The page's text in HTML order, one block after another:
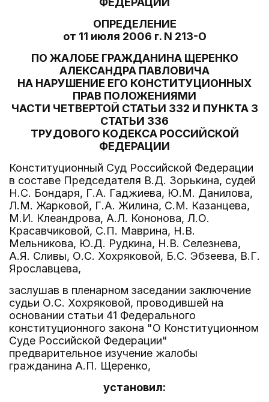
ОПРЕДЕЛЕНИЕ
от 11 июля 2006 г. N 213-О
ПО ЖАЛОБЕ ГРАЖДАНИНА ЩЕРЕНКО
АЛЕКСАНДРА ПАВЛОВИЧА
НА НАРУШЕНИЕ ЕГО КОНСТИТУЦИОННЫХ
ПРАВ ПОЛОЖЕНИЯМИ
ЧАСТИ ЧЕТВЕРТОЙ СТАТЬИ 332 И ПУНКТА 3
СТАТЬИ 336
ТРУДОВОГО КОДЕКСА РОССИЙСКОЙ
ФЕДЕРАЦИИ
Конституционный Суд Российской Федерации
в составе Председателя В.Д. Зорькина, судей
Н.С. Бондаря, Г.А. Гаджиева, Ю.М. Данилова,
Л.М. Жарковой, Г.А. Жилина, С.М. Казанцева,
М.И. Клеандрова, А.Л. Кононова, Л.О.
Красавчиковой, С.П. Маврина, Н.В.
Мельникова, Ю.Д. Рудкина, Н.В. Селезнева,
А.Я. Сливы, О.С. Хохряковой, Б.С. Эбзеева, В.Г.
Ярославцева,
заслушав в пленарном заседании заключение
судьи О.С. Хохряковой, проводившей на
основании статьи 41 Федерального
конституционного закона "О Конституционном
Суде Российской Федерации"
предварительное изучение жалобы
гражданина А.П. Щеренко,
установил: